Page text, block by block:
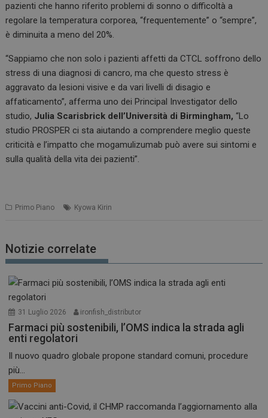
pazienti che hanno riferito problemi di sonno o difficoltà a
regolare la temperatura corporea, “frequentemente” o “sempre”,
è diminuita a meno del 20%.
“Sappiamo che non solo i pazienti affetti da CTCL soffrono dello
stress di una diagnosi di cancro, ma che questo stress è
aggravato da lesioni visive e da vari livelli di disagio e
affaticamento”, afferma uno dei Principal Investigator dello
studio, Julia Scarisbrick dell’Università di Birmingham, “Lo
studio PROSPER ci sta aiutando a comprendere meglio queste
criticità e l’impatto che mogamulizumab può avere sui sintomi e
sulla qualità della vita dei pazienti”.
Primo Piano Kyowa Kirin
Notizie correlate
31 Luglio 2026 ironfish_distributor
Farmaci più sostenibili, l’OMS indica la strada agli
enti regolatori
Il nuovo quadro globale propone standard comuni, procedure
più...
Primo Piano